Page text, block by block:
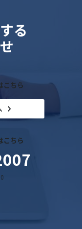
る
こちら
こちら